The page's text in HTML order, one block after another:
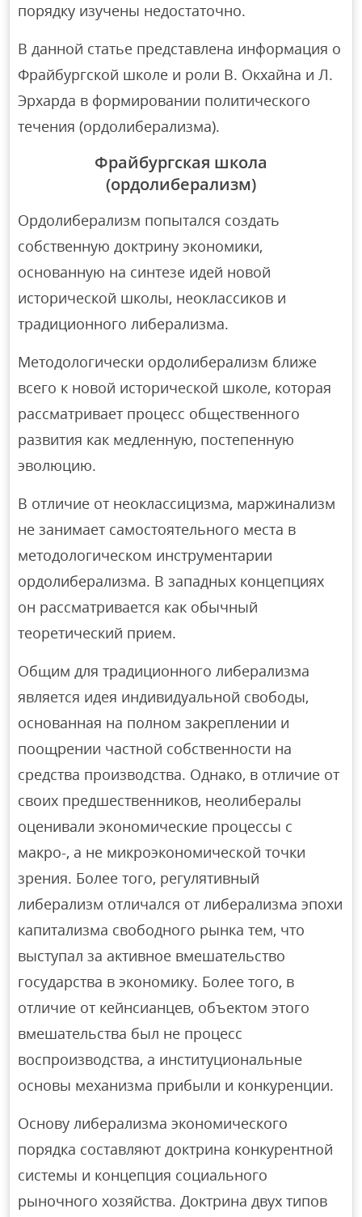
порядку изучены недостаточно.
В данной статье представлена информация о
Фрайбургской школе и роли В. Окхайна и Л.
Эрхарда в формировании политического
течения (ордолиберализма).
Фрайбургская школа
(ордолиберализм)
Ордолиберализм попытался создать
собственную доктрину экономики,
основанную на синтезе идей новой
исторической школы, неоклассиков и
традиционного либерализма.
Методологически ордолиберализм ближе
всего к новой исторической школе, которая
рассматривает процесс общественного
развития как медленную, постепенную
эволюцию.
В отличие от неоклассицизма, маржинализм
не занимает самостоятельного места в
методологическом инструментарии
ордолиберализма. В западных концепциях
он рассматривается как обычный
теоретический прием.
Общим для традиционного либерализма
является идея индивидуальной свободы,
основанная на полном закреплении и
поощрении частной собственности на
средства производства. Однако, в отличие от
своих предшественников, неолибералы
оценивали экономические процессы с
макро-, а не микроэкономической точки
зрения. Более того, регулятивный
либерализм отличался от либерализма эпохи
капитализма свободного рынка тем, что
выступал за активное вмешательство
государства в экономику. Более того, в
отличие от кейнсианцев, объектом этого
вмешательства был не процесс
воспроизводства, а институциональные
основы механизма прибыли и конкуренции.
Основу либерализма экономического
порядка составляют доктрина конкурентной
системы и концепция социального
рыночного хозяйства. Доктрина двух типов